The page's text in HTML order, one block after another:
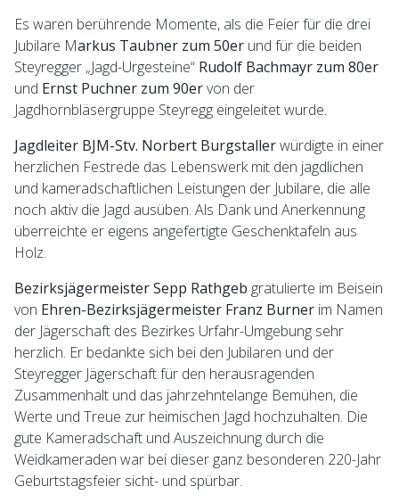
Es waren berührende Momente, als die Feier für die drei
Jubilare Markus Taubner zum 50er und für die beiden
Steyregger „Jagd-Urgesteine“ Rudolf Bachmayr zum 80er
und Ernst Puchner zum 90ervon der
Jagdhornbläsergruppe Steyregg eingeleitet wurde.
Jagdleiter BJM-Stv. Norbert Burgstallerwürdigte in einer
herzlichen Festrede das Lebenswerk mit den jagdlichen
und kameradschaftlichen Leistungen der Jubilare, die alle
noch aktiv die Jagd ausüben. Als Dank und Anerkennung
überreichte er eigens angefertigte Geschenktafeln aus
Holz.
Bezirksjägermeister Sepp Rathgeb gratulierte im Beisein
von Ehren-Bezirksjägermeister Franz Burner im Namen
der Jägerschaft des Bezirkes Urfahr-Umgebung sehr
herzlich. Er bedankte sich bei den Jubilaren und der
Steyregger Jägerschaft für den herausragenden
Zusammenhalt und das jahrzehntelange Bemühen, die
Werte und Treue zur heimischen Jagd hochzuhalten. Die
gute Kameradschaft und Auszeichnung durch die
Weidkameraden war bei dieser ganz besonderen 220-Jahr
Geburtstagsfeier sicht- und spürbar.